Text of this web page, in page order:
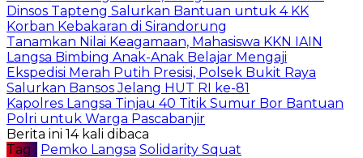
Dinsos Tapteng Salurkan Bantuan untuk 4 KK
Korban Kebakaran di Sirandorung
Tanamkan Nilai Keagamaan, Mahasiswa KKN IAIN
Langsa Bimbing Anak-Anak Belajar Mengaji
Ekspedisi Merah Putih Presisi, Polsek Bukit Raya
Salurkan Bansos Jelang HUT RI ke-81
Kapolres Langsa Tinjau 40 Titik Sumur Bor Bantuan
Polri untuk Warga Pascabanjir
Berita ini 14 kali dibaca
Tag : Pemko Langsa Solidarity Squat